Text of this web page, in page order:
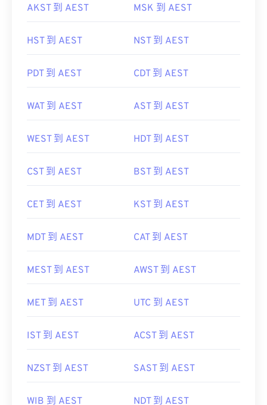
AKST 到 AEST MSK 到 AEST
HST 到 AEST NST 到 AEST
PDT 到 AEST CDT 到 AEST
WAT 到 AEST AST 到 AEST
WEST 到 AEST HDT 到 AEST
CST 到 AEST BST 到 AEST
CET 到 AEST KST 到 AEST
MDT 到 AEST CAT 到 AEST
MEST 到 AEST AWST 到 AEST
MET 到 AEST UTC 到 AEST
IST 到 AEST ACST 到 AEST
NZST 到 AEST SAST 到 AEST
WIB 到 AEST NDT 到 AEST